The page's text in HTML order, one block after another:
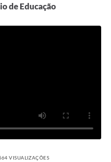
de Educação
VISUALIZAÇÕES